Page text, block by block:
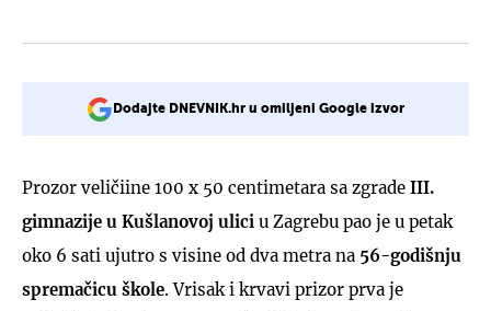
Dodajte DNEVNIK.hr u omiljeni Google izvor
Prozor veličiine 100 x 50 centimetara sa zgrade III.
gimnazije u Kušlanovoj ulici u Zagrebu pao je u petak
oko 6 sati ujutro s visine od dva metra na 56-godišnju
spremačicu škole. Vrisak i krvavi prizor prva je